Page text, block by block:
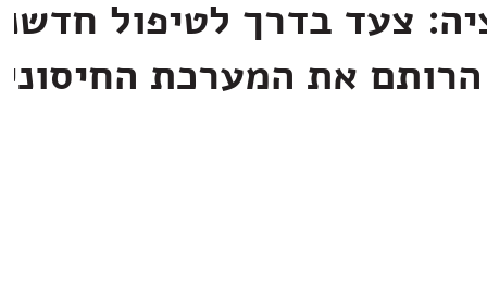
צעד בדרך לטיפול
את המערכת